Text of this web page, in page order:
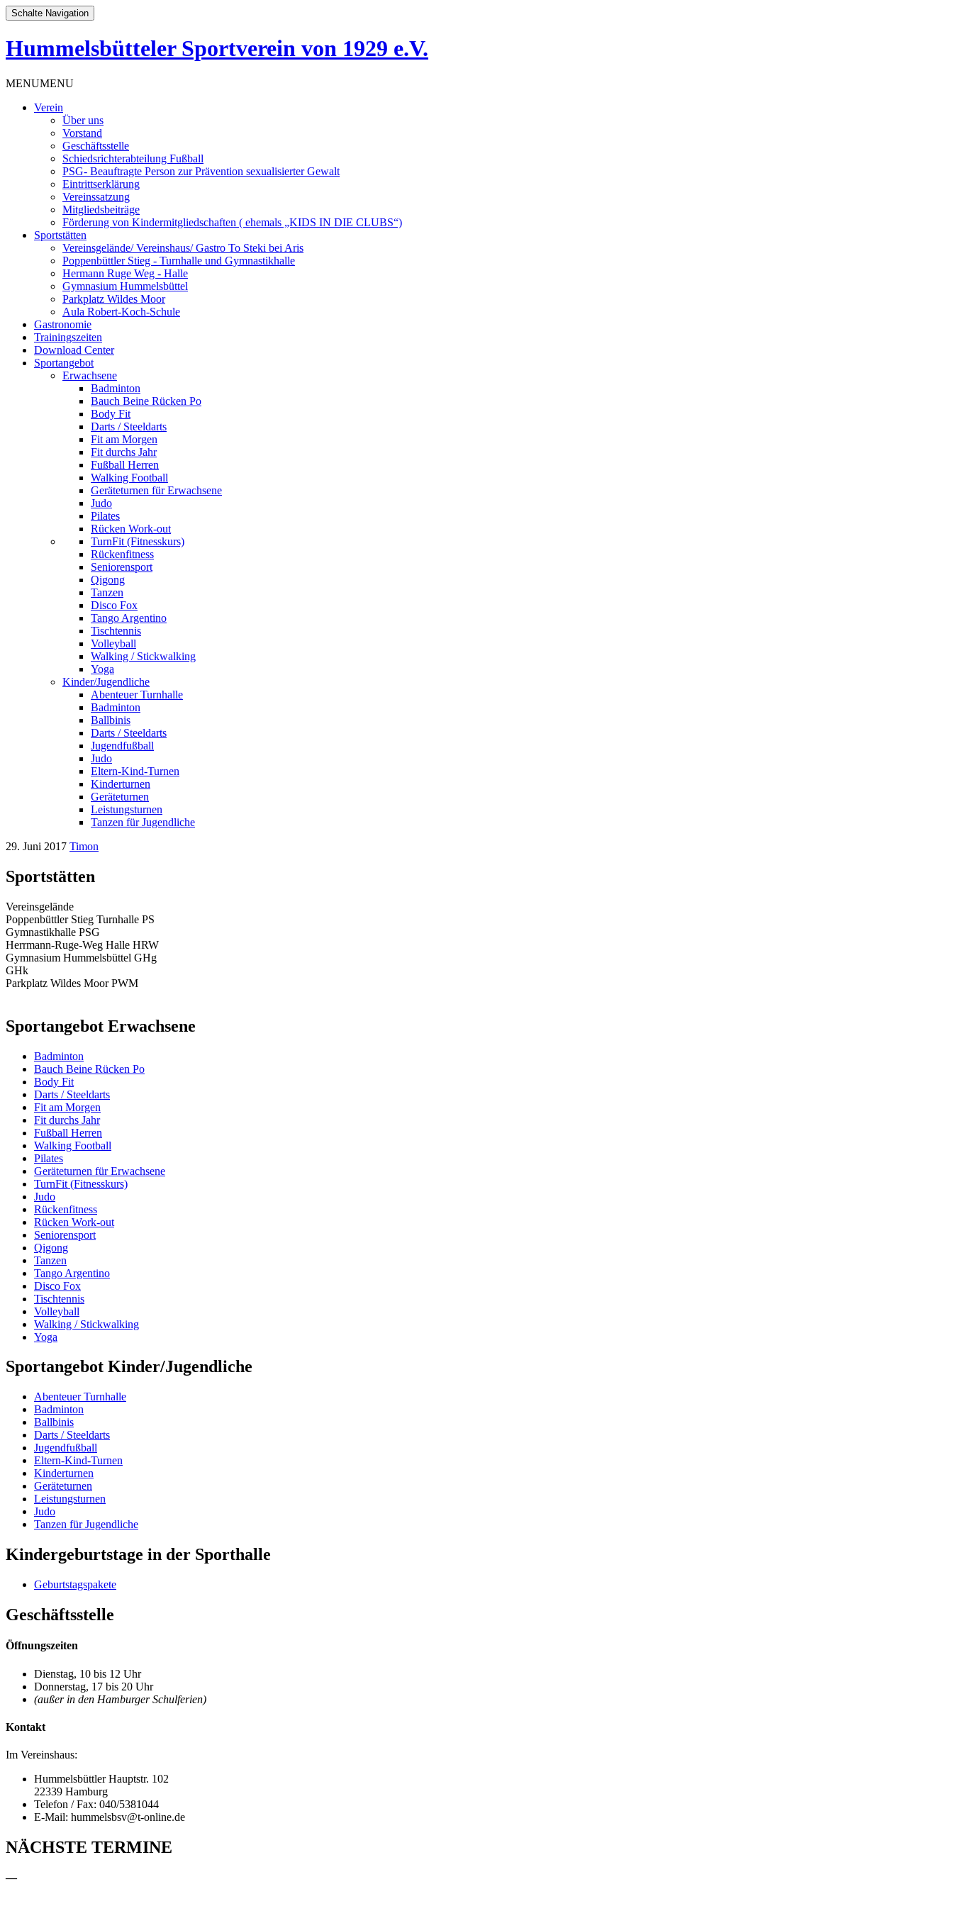
Schalte Navigation
Hummelsbütteler Sportverein von 1929 e.V.
Zum
springen
MENUMENU
Verein
Über uns
Vorstand
Geschäftsstelle
Schiedsrichterabteilung Fußball
PSG- Beauftragte Person zur Prävention sexualisierter Gewalt
Eintrittserklärung
Vereinssatzung
Mitgliedsbeiträge
Förderung von Kindermitgliedschaften ( ehemals „KIDS IN DIE CLUBS“)
Sportstätten
Vereinsgelände/ Vereinshaus/ Gastro To Steki bei Aris
Poppenbüttler Stieg - Turnhalle und Gymnastikhalle
Hermann Ruge Weg - Halle
Gymnasium Hummelsbüttel
Parkplatz Wildes Moor
Aula Robert-Koch-Schule
Gastronomie
Trainingszeiten
Download Center
Sportangebot
Erwachsene
Badminton
Bauch Beine Rücken Po
Body Fit
Darts / Steeldarts
Fit am Morgen
Fit durchs Jahr
Fußball Herren
Walking Football
Geräteturnen für Erwachsene
Judo
Pilates
Rücken Work-out
TurnFit (Fitnesskurs)
Rückenfitness
Seniorensport
Qigong
Tanzen
Disco Fox
Tango Argentino
Tischtennis
Volleyball
Walking / Stickwalking
Yoga
Kinder/Jugendliche
Abenteuer Turnhalle
Badminton
Ballbinis
Darts / Steeldarts
Jugendfußball
Judo
Eltern-Kind-Turnen
Kinderturnen
Geräteturnen
Leistungsturnen
Tanzen für Jugendliche
29. Juni 2017 Timon
Sportstätten
Vereinsgelände
Poppenbüttler Stieg Turnhalle PS
Gymnastikhalle PSG
Herrmann-Ruge-Weg Halle HRW
Gymnasium Hummelsbüttel GHg
GHk
Parkplatz Wildes Moor PWM
Sportangebot Erwachsene
Badminton
Bauch Beine Rücken Po
Body Fit
Darts / Steeldarts
Fit am Morgen
Fit durchs Jahr
Fußball Herren
Walking Football
Pilates
Geräteturnen für Erwachsene
TurnFit (Fitnesskurs)
Judo
Rückenfitness
Rücken Work-out
Seniorensport
Qigong
Tanzen
Tango Argentino
Disco Fox
Tischtennis
Volleyball
Walking / Stickwalking
Yoga
Sportangebot Kinder/Jugendliche
Abenteuer Turnhalle
Badminton
Ballbinis
Darts / Steeldarts
Jugendfußball
Eltern-Kind-Turnen
Kinderturnen
Geräteturnen
Leistungsturnen
Judo
Tanzen für Jugendliche
Kindergeburtstage in der Sporthalle
Geburtstagspakete
Geschäftsstelle
Öffnungszeiten
Dienstag, 10 bis 12 Uhr
Donnerstag, 17 bis 20 Uhr
(außer in den Hamburger Schulferien)
Kontakt
Im Vereinshaus:
Hummelsbüttler Hauptstr. 102
22339 Hamburg
Telefon / Fax: 040/5381044
E-Mail: hummelsbsv@t-online.de
NÄCHSTE TERMINE
—